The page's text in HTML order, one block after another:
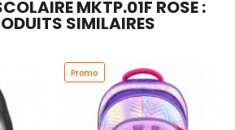
MKTP.01F ROSE :
SIMILAIRES
Promo